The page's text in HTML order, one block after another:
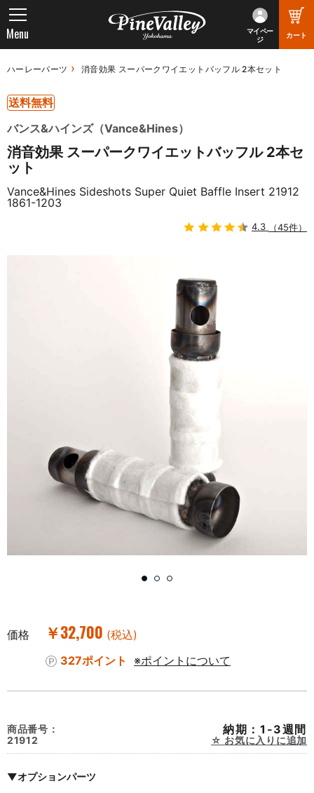
マイペー
ジ
カート
Menu
ハーレーパーツ 消音効果 スーパークワイエットバッフル 2本セット
送料無料
バンス&ハインズ（Vance&Hines）
消音効果 スーパークワイエットバッフル 2本セ
ット
Vance&Hines Sideshots Super Quiet Baffle Insert 21912
1861-1203
4.3 （45件）
価格 ￥32,700 (税込)
327ポイント
※ポイントについて
商品番号：
21912
納期：1-3週間
お気に入りに追加
▼オプションパーツ